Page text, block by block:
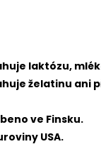
laktózu,
želatinu ani
ve Finsku.
USA.